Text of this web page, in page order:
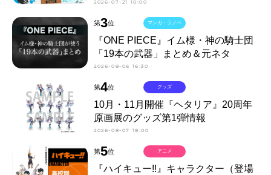
2026-07-21 10:00
第3位
『ONE PIECE』イム様・神の騎士団
「19本の武器」まとめ＆元ネタ
2026-08-06 16:30
マンガ・ラノベ
第4位
10月・11月開催『ヘタリア』20周年
原画展のグッズ第1弾情報
2026-08-07 18:00
グッズ
第5位
『ハイキュー!!』キャラクター（登場
アニメ